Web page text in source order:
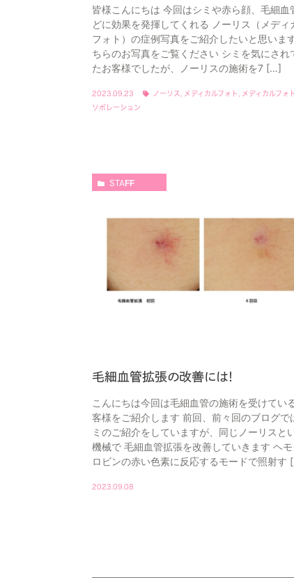
皆様こんにちは 今回はシミや赤ら顔、毛細血
どに効果を発揮してくれる ノーリス（メディ
フォト）の症例写真をご紹介したいと思いま
ちらのお写真をご覧ください シミを気にされ
たお客様でしたが、ノーリスの施術を7 […]
2023.09.23 ノーリス メディカルフォト
メディカルフォ
ソポレーション
STAFF
毛細血管拡張の改善には！
こんにちは今回は毛細血管の施術を受けてい
客様をご紹介します 前回、前々回のブログで
ミのご紹介をしていますが、同じノーリスと
機械で 毛細血管拡張を改善していきます ヘ
ロビンの赤い色素に反応するモードで照射す
2023.09.08